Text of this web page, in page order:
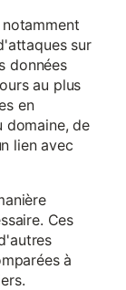
sur
données
au plus
en
domaine, de
lien avec
Ces
à